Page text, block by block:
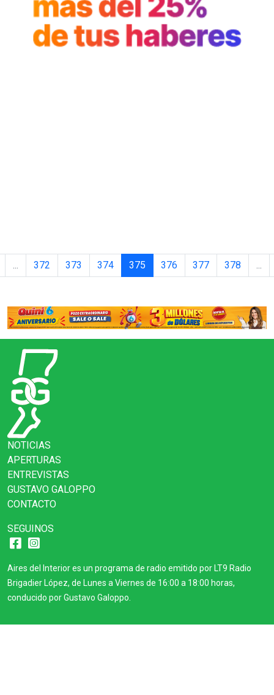
... 372 373 374 375 376 377 378 ...
NOTICIAS
APERTURAS
ENTREVISTAS
GUSTAVO GALOPPO
CONTACTO
SEGUINOS
Aires del Interior es un programa de radio emitido por LT9 Radio
Brigadier López, de Lunes a Viernes de 16:00 a 18:00 horas,
conducido por Gustavo Galoppo.